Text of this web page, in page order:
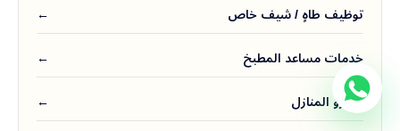
توظيف طاهٍ / شيف خاص
←
خدمات مساعد المطبخ
←
مديرو المنازل
←